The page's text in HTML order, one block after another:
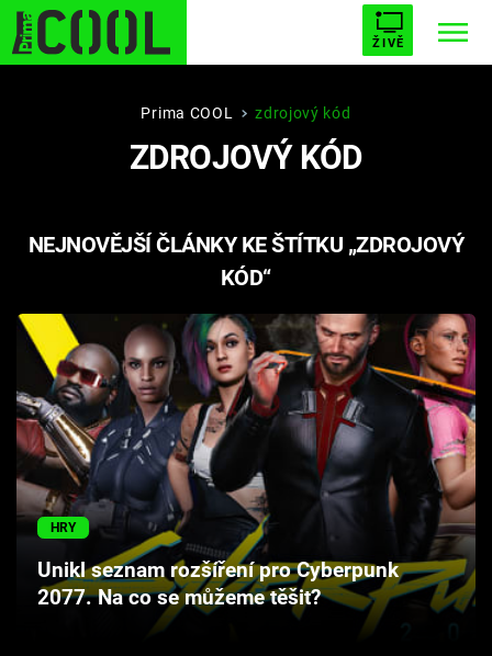
ŽIVĚ
STARHOUSE BUFFY, PŘEMOŽITELKA UPÍRŮ
PLNEJ KOTEL AVENGERS 5
Filmy
Seriály
Hry
Cool Esport
Pořady
Prima COOL zdrojový kód
ZDROJOVÝ KÓD
NEJNOVĚJŠÍ ČLÁNKY KE ŠTÍTKU „ZDROJOVÝ
KÓD“
HRY
Unikl seznam rozšíření pro Cyberpunk
2077. Na co se můžeme těšit?